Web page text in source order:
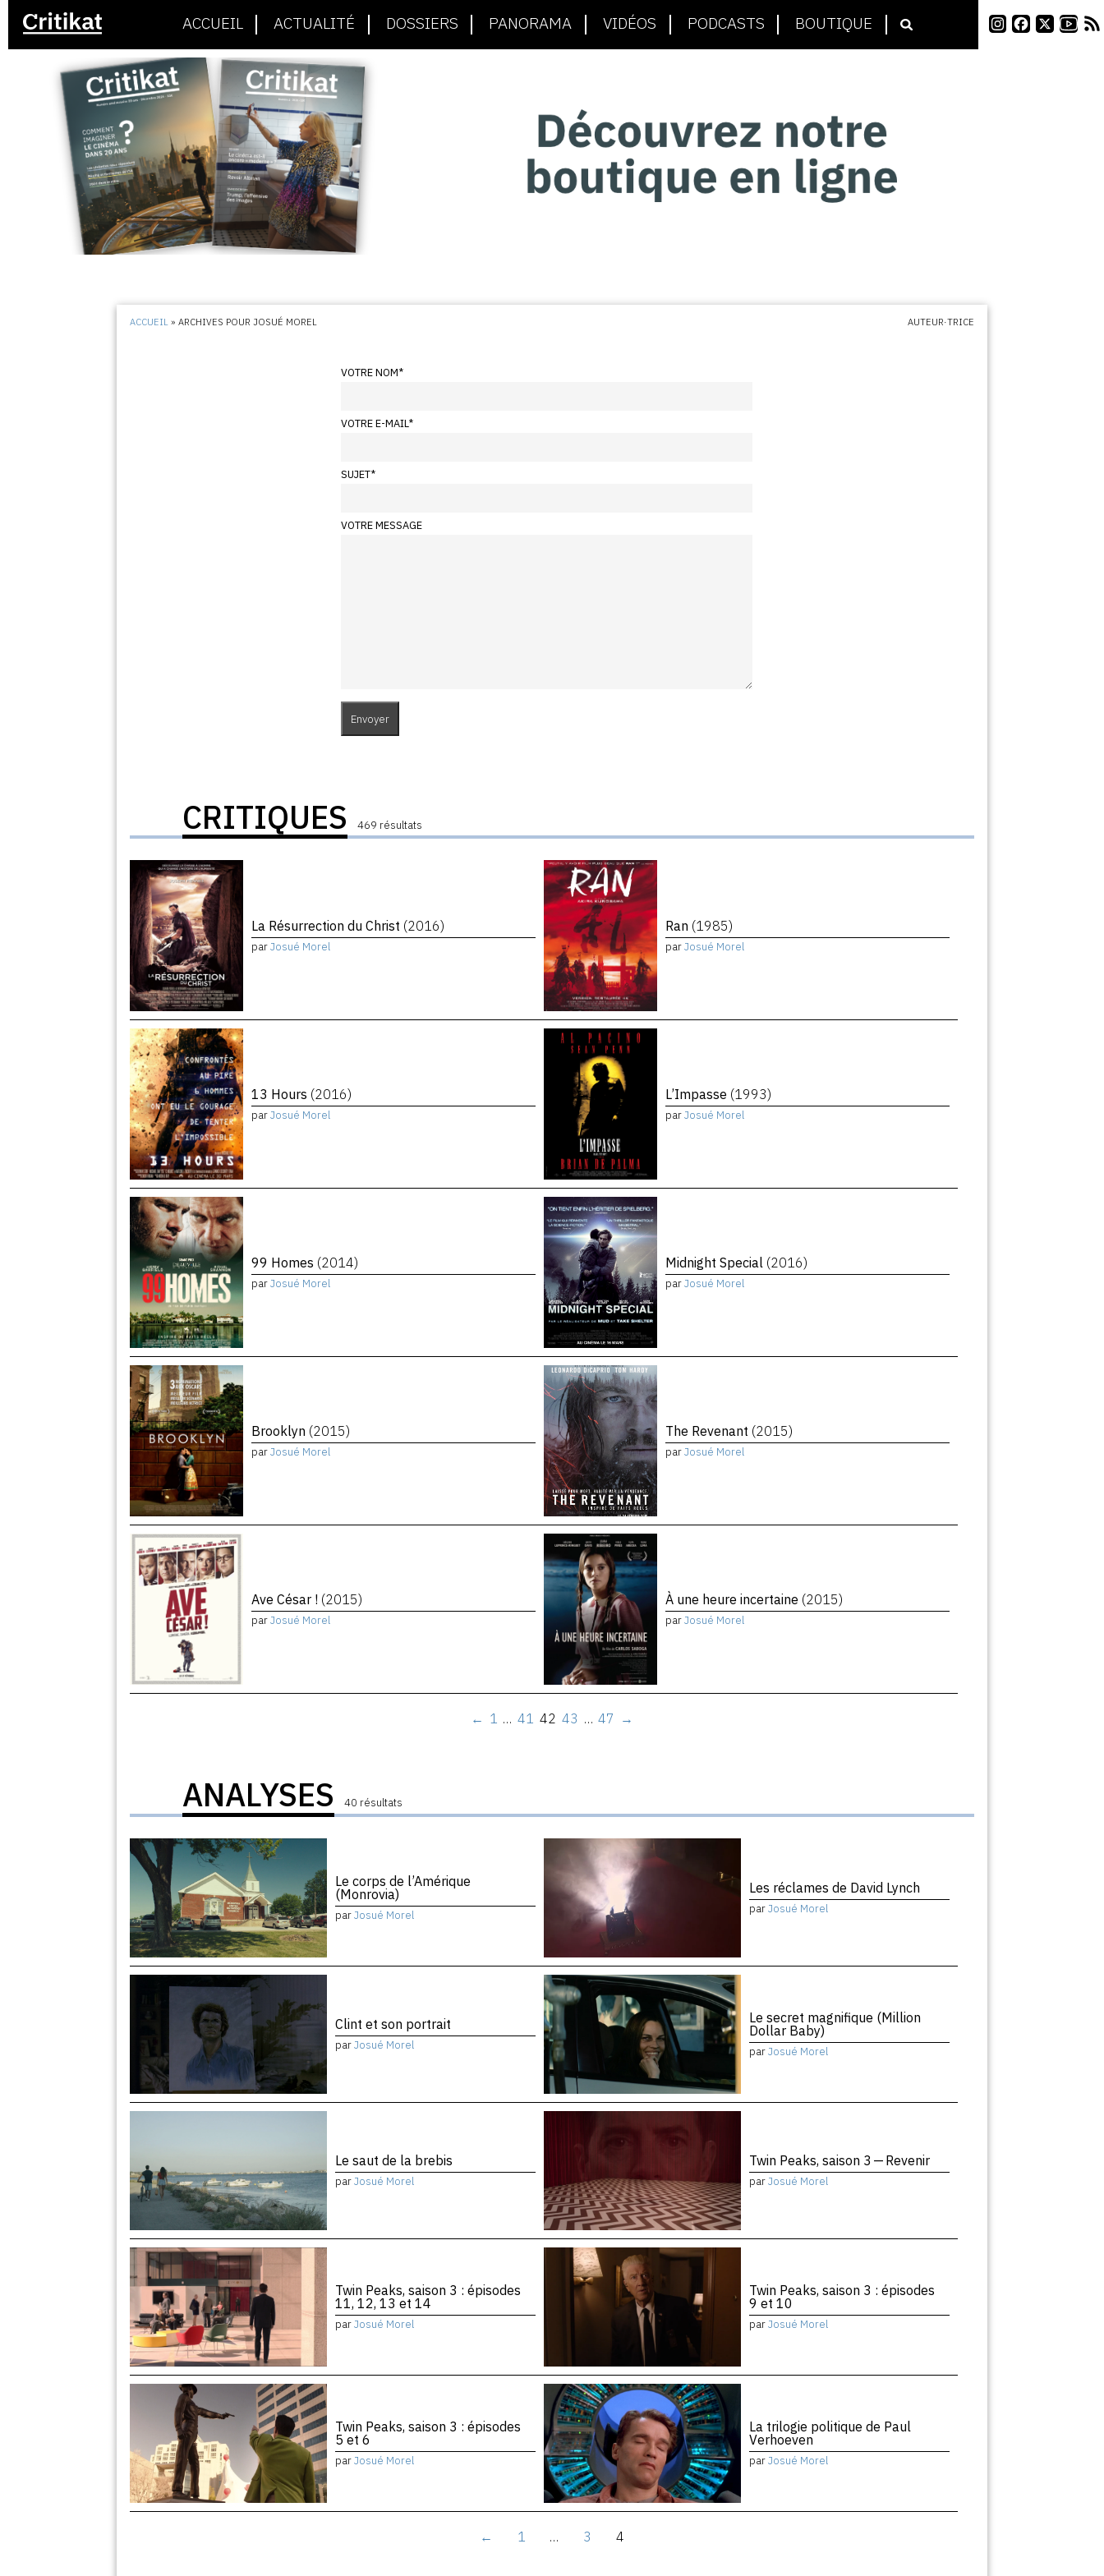
ACCUEIL ACTUALITÉ DOSSIERS PANORAMA VIDÉOS PODCASTS BOUTIQUE
ACCUEIL »ARCHIVES POUR JOSUÉ MOREL AUTEUR·TRICE
VOTRE NOM*
VOTRE E-MAIL*
SUJET*
VOTRE MESSAGE
CRITIQUES 469 résultats
La Résurrection du Christ (2016)
parJosué Morel
Ran (1985)
parJosué Morel
13 Hours (2016)
parJosué Morel
L’Impasse (1993)
parJosué Morel
99 Homes (2014)
parJosué Morel
Midnight Special (2016)
parJosué Morel
Brooklyn (2015)
parJosué Morel
The Revenant (2015)
parJosué Morel
Ave César ! (2015)
parJosué Morel
À une heure incertaine (2015)
parJosué Morel
← 1 … 41 42 43 … 47 →
ANALYSES 40 résultats
Le corps de l’Amérique
(Monrovia)
parJosué Morel
Les réclames de David Lynch
parJosué Morel
Clint et son portrait
parJosué Morel
Le secret magnifique (Million
Dollar Baby)
parJosué Morel
Le saut de la brebis
parJosué Morel
Twin Peaks, saison 3 — Revenir
parJosué Morel
Twin Peaks, saison 3 : épisodes
11, 12, 13 et 14
parJosué Morel
Twin Peaks, saison 3 : épisodes
9 et 10
parJosué Morel
Twin Peaks, saison 3 : épisodes
5 et 6
parJosué Morel
La trilogie politique de Paul
Verhoeven
parJosué Morel
← 1 … 3 4